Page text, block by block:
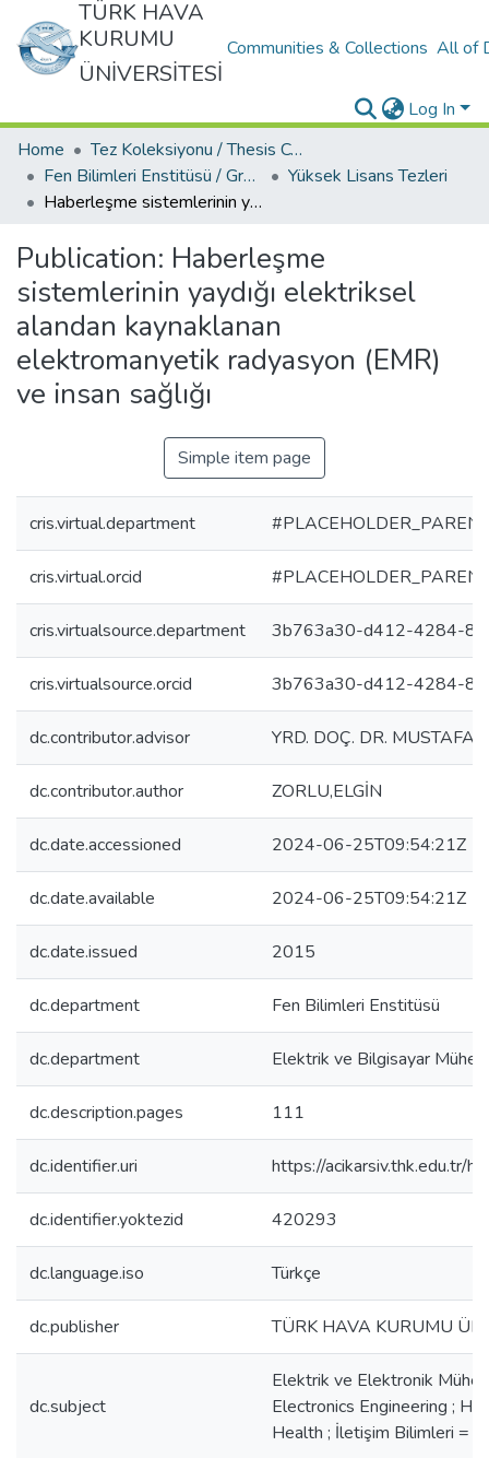
TÜRK HAVA
KURUMU
ÜNİVERSİTESİ
Communities & Collections All of
Log In
Home
Tez Koleksiyonu / Thesis Collection
Fen Bilimleri Enstitüsü / Graduate School Of Natural Applied Sciences
Yüksek Lisans Tezleri
Haberleşme sistemlerinin yaydığı elektriksel alandan kaynaklanan elektromanyetik radyasyon (EMR) ve insan sağlığı
Publication: Haberleşme
sistemlerinin yaydığı elektriksel
alandan kaynaklanan
elektromanyetik radyasyon (EMR)
ve insan sağlığı
Simple item page
cris.virtual.department
cris.virtual.orcid
cris.virtualsource.department 3b763a30-d412-4284-
cris.virtualsource.orcid 3b763a30-d412-4284-
dc.contributor.advisor YRD. DOÇ. DR. MUSTAFA
dc.contributor.author ZORLU,ELGİN
dc.date.accessioned 2024-06-25T09:54:21Z
dc.date.available 2024-06-25T09:54:21Z
dc.date.issued 2015
dc.department Fen Bilimleri Enstitüsü
dc.department Elektrik ve Bilgisayar
dc.description.pages 111
dc.identifier.uri https://acikarsiv.thk.edu.tr/
dc.identifier.yoktezid 420293
dc.language.iso Türkçe
dc.publisher TÜRK HAVA KURUMU
dc.subject
Elektrik ve Elektronik
Electronics Engineering ;
Health ; İletişim Bilimleri =